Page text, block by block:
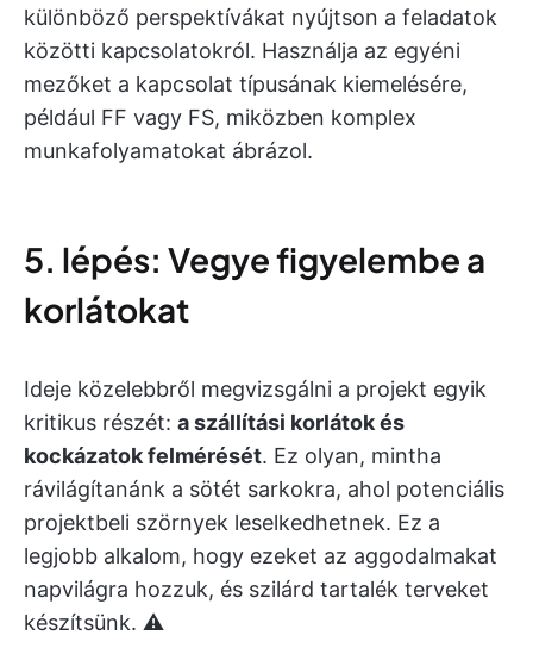
különböző perspektívákat nyújtson a feladatok
közötti kapcsolatokról. Használja az egyéni
mezőket a kapcsolat típusának kiemelésére,
például FF vagy FS, miközben komplex
munkafolyamatokat ábrázol.
5. lépés: Vegye figyelembe a
korlátokat
Ideje közelebbről megvizsgálni a projekt egyik
kritikus részét: a szállítási korlátok és
kockázatok felmérését. Ez olyan, mintha
rávilágítanánk a sötét sarkokra, ahol potenciális
projektbeli szörnyek leselkedhetnek. Ez a
legjobb alkalom, hogy ezeket az aggodalmakat
napvilágra hozzuk, és szilárd tartalék terveket
készítsünk. ⚠️